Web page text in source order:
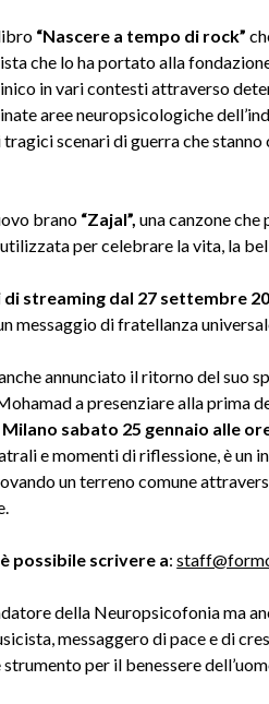
“Nascere a tempo di rock”
che lo ha portato alla
in vari contesti attraverso
aree neuropsicologiche
scenari di guerra che stanno
brano “Zajal”, una canzone
per celebrare la vita, la
streaming dal 27 settembre
messaggio di fratellanza
annunciato il ritorno del suo
a presenziare alla prima
Milano sabato 25 gennaio alle
e momenti di riflessione, è un
un terreno comune
possibile scrivere a:
della Neuropsicofonia ma
messaggero di pace e di
per il benessere